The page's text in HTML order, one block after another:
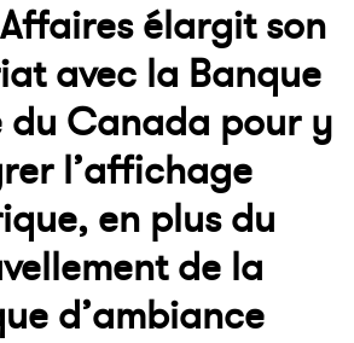
élargit son
avec la Banque
du Canada pour y
l’affichage
en plus du
de la
d’ambiance